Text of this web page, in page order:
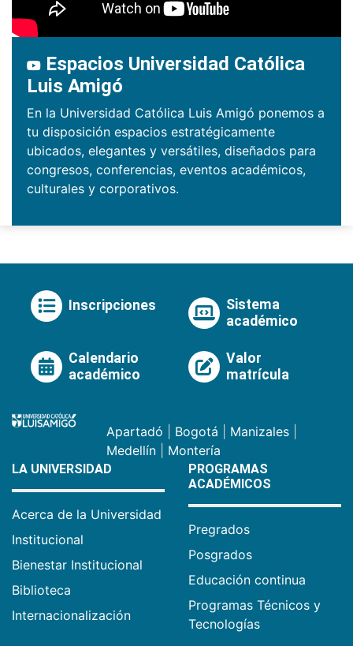
Espacios Universidad Católica
Luis Amigó
En la Universidad Católica Luis Amigó ponemos a
tu disposición espacios estratégicamente
ubicados, elegantes y versátiles, diseñados para
congresos, conferencias, eventos académicos,
culturales y corporativos.
Inscripciones
Sistema
académico
Calendario
académico
Valor
matrícula
Apartadó Bogotá Manizales
Medellín
Montería
LA UNIVERSIDAD
Acerca de la Universidad
Institucional
Bienestar Institucional
Biblioteca
Internacionalización
PROGRAMAS
ACADÉMICOS
Pregrados
Posgrados
Educación continua
Programas Técnicos y
Tecnologías